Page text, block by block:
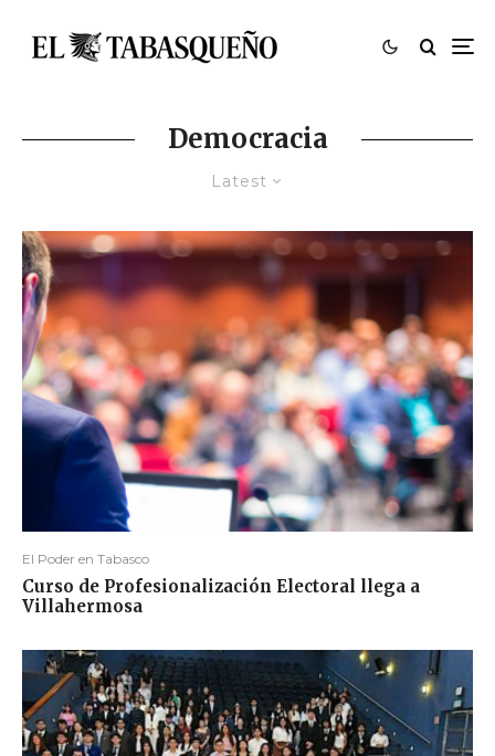
Democracia
Latest
El Poder en Tabasco
Curso de Profesionalización Electoral llega a
Villahermosa